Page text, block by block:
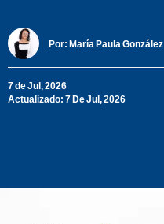
Por: María Paula González
7 de Jul, 2026
Actualizado: 7 De Jul, 2026